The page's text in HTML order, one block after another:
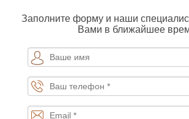
Заполните форму и наши
Вами в ближайшее